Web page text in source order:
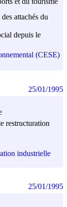
attachés du
depuis le
(CESE)
restructuration
industrielle
25/01/1995
25/01/1995